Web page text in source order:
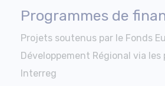
Programmes de
Projets soutenus par le Fonds
Développement Régional via les
Interreg